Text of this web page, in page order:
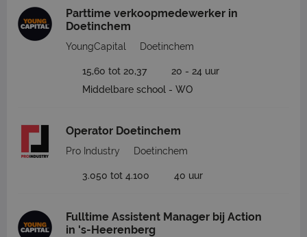
Parttime verkoopmedewerker in
Doetinchem
YoungCapital Doetinchem
15,60 tot 20,37
20 - 24 uur
Middelbare school - WO
Operator Doetinchem
Pro Industry Doetinchem
3.050 tot 4.100 40 uur
Fulltime Assistent Manager bij Action
in 's-Heerenberg